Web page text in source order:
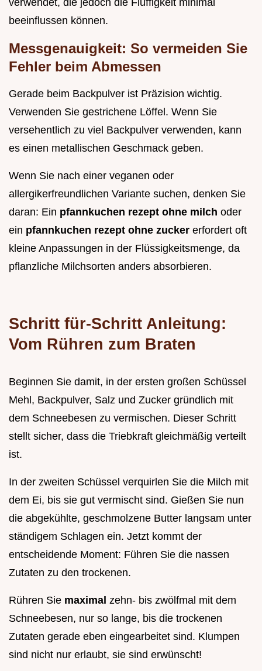
verwendet, die jedoch die Fluffigkeit minimal
beeinflussen können.
Messgenauigkeit: So vermeiden Sie
Fehler beim Abmessen
Gerade beim Backpulver ist Präzision wichtig.
Verwenden Sie gestrichene Löffel. Wenn Sie
versehentlich zu viel Backpulver verwenden, kann
es einen metallischen Geschmack geben.
Wenn Sie nach einer veganen oder
allergikerfreundlichen Variante suchen, denken Sie
daran: Ein pfannkuchen rezept ohne milch oder
ein pfannkuchen rezept ohne zucker erfordert oft
kleine Anpassungen in der Flüssigkeitsmenge, da
pflanzliche Milchsorten anders absorbieren.
Schritt für-Schritt Anleitung:
Vom Rühren zum Braten
Beginnen Sie damit, in der ersten großen Schüssel
Mehl, Backpulver, Salz und Zucker gründlich mit
dem Schneebesen zu vermischen. Dieser Schritt
stellt sicher, dass die Triebkraft gleichmäßig verteilt
ist.
In der zweiten Schüssel verquirlen Sie die Milch mit
dem Ei, bis sie gut vermischt sind. Gießen Sie nun
die abgekühlte, geschmolzene Butter langsam unter
ständigem Schlagen ein. Jetzt kommt der
entscheidende Moment: Führen Sie die nassen
Zutaten zu den trockenen.
Rühren Sie maximal zehn- bis zwölfmal mit dem
Schneebesen, nur so lange, bis die trockenen
Zutaten gerade eben eingearbeitet sind. Klumpen
sind nicht nur erlaubt, sie sind erwünscht!